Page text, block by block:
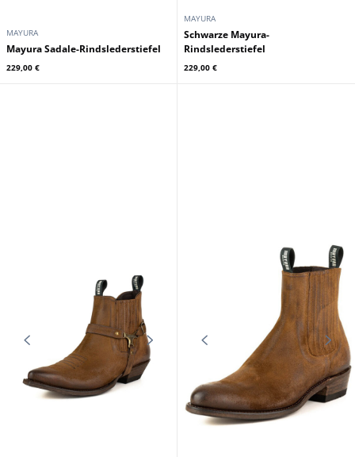
MAYURA
Mayura Sadale-Rindslederstiefel
229,00 €
MAYURA
Schwarze Mayura-
Rindslederstiefel
229,00 €